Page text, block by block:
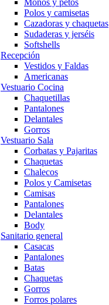
Polos y camisetas
Cazadoras y chaquetas
Sudaderas y jerséis
Softshells
Recepción
Vestidos y Faldas
Americanas
Vestuario Cocina
Chaquetillas
Pantalones
Delantales
Gorros
Vestuario Sala
Corbatas y Pajaritas
Chaquetas
Chalecos
Polos y Camisetas
Camisas
Pantalones
Delantales
Body
Sanitario general
Casacas
Pantalones
Batas
Chaquetas
Gorros
Forros polares